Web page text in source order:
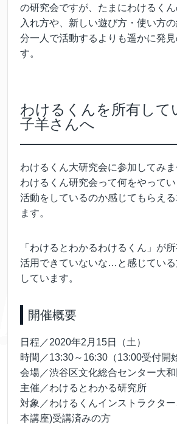
の研究会ですが、たまにわけるく
入れ方や、新しい遊び方・使い方
分一人で活動するよりも遥かに発
す。
わけるくんを所有して
子羊さんへ
わけるくん大研究会に参加してみま
わけるくん研究会って何をやって
活動をしているのか感じてもらえ
ます。
「わけるとわかるわけるくん」が所
活用できていないな…と感じている
しています。
開催概要
日程／2020年2月15日（土）
時間／13:30～16:30（13:00受付開
会場／渋谷区文化総合センター大和
主催／わけるとわかる研究所
対象／わけるくんインストラクタ
本講座)受講済みの方